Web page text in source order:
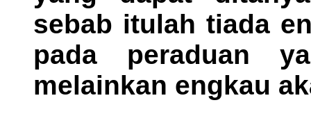
sebab itulah tiada
pada peraduan
melainkan engkau